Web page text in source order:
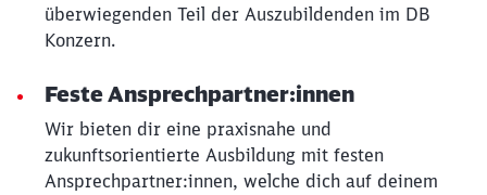
überwiegenden Teil der Auszubildenden im DB
Konzern.
Feste Ansprechpartner:innen
Wir bieten dir eine praxisnahe und
zukunftsorientierte Ausbildung mit festen
Ansprechpartner:innen, welche dich auf deinem